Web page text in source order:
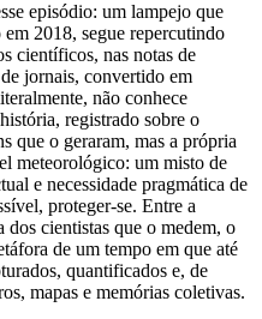
episódio: um lampejo que
2018, segue repercutindo
científicos, nas notas de
jornais, convertido em
não conhece
registrado sobre o
que o geraram, mas a própria
meteorológico: um misto de
e necessidade pragmática de
proteger‑se. Entre a
dos cientistas que o medem, o
de um tempo em que até
quantificados e, de
mapas e memórias coletivas.